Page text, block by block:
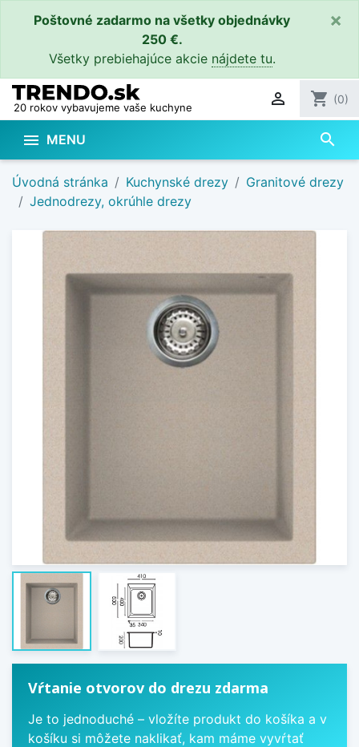
Poštovné zadarmo na všetky objednávky
250 €.
Všetky prebiehajúce akcie nájdete tu.
×
20 rokov vybavujeme vaše kuchyne  shopping_cart (0)
 MENU search
Úvodná stránka Kuchynské drezy
Granitové drezy
Jednodrezy, okrúhle drezy
Vŕtanie otvorov do drezu zdarma
Je to jednoduché – vložíte produkt do košíka a v
košíku si môžete naklikať, kam máme vyvŕtať